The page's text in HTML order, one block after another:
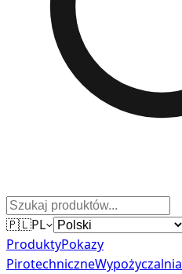
🇵🇱PL
ProduktyPokazy
PirotechniczneWypożyczalnia